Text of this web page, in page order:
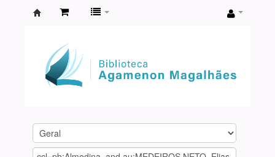
Agamenon
Magalhães